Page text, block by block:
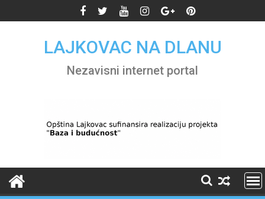
to
LAJKOVAC NA DLANU
Nezavisni internet portal